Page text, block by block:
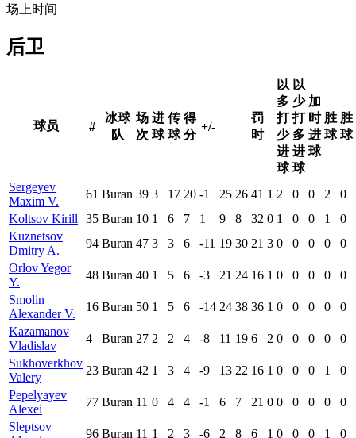
场上时间
后卫
球员 #
冰球
队
场
次
进
球
传
球
得
分
+/-
罚
时
以
多
打
少
进
球
以
少
打
多
进
球
加
时
进
球
胜
球
胜
球
Sergeyev
Maxim V.
61 Buran 39 3 17 20 -1 25 26 41 1 2 0 0 2
0
Koltsov Kirill 35 Buran 10 1 6 7 1 9 8 32 0 1 0 0 1
0
Kuznetsov
Dmitry A.
94 Buran 47 3 3 6 -11 19 30 21 3 0 0 0 0
0
Orlov Yegor
Y.
48 Buran 40 1 5 6 -3 21 24 16 1 0 0 0 0
0
Smolin
Alexander V.
16 Buran 50 1 5 6 -14 24 38 36 1 0 0 0 0
0
Kazamanov
Vladislav
4 Buran 27 2 2 4 -8 11 19 6 2 0 0 0 0
0
Sukhoverkhov
Valery
23 Buran 42 1 3 4 -9 13 22 16 1 0 0 0 1
0
Pepelyayev
Alexei
77 Buran 11 0 4 4 -1 6 7 21 0 0 0 0 0
0
Sleptsov
96 Buran 11 1 2 3 -6 2 8 6 1 0 0 0 1 0